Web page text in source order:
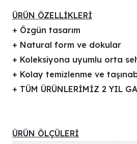
ÜRÜN ÖZELLİKLERİ
+ Özgün tasarım
+ Natural form ve dokular
+ Koleksiyona uyumlu orta
+ Kolay temizlenme ve
+ TÜM ÜRÜNLERİMİZ 2 YIL
ÜRÜN ÖLÇÜLERİ